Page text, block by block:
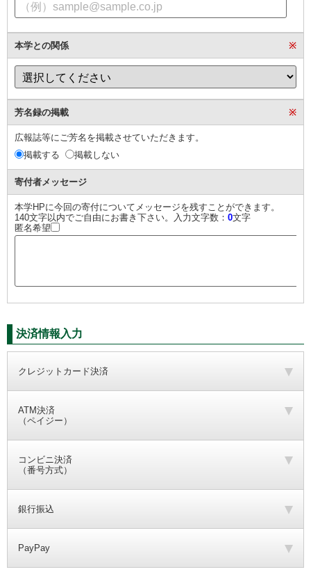
本学との関係 ※
芳名録の掲載 ※
広報誌等にご芳名を掲載させていただきます。
掲載する
掲載しない
寄付者メッセージ
本学HPに今回の寄付についてメッセージを残すことができます。
140文字以内でご自由にお書き下さい。入力文字数： 0文字
匿名希望
決済情報入力
クレジットカード決済
ATM決済
（ペイジー）
コンビニ決済
（番号方式）
銀行振込
PayPay